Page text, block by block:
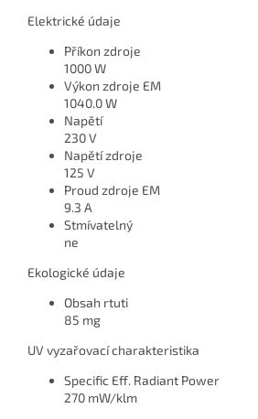
Elektrické údaje
Příkon zdroje
1000 W
Výkon zdroje EM
1040.0 W
Napětí
230 V
Napětí zdroje
125 V
Proud zdroje EM
9.3 A
Stmívatelný
ne
Ekologické údaje
Obsah rtuti
85 mg
UV vyzařovací charakteristika
Specific Eff. Radiant Power
270 mW/klm